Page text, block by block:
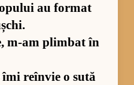
au for­mat
m-am plim­bat în
îmi re­în­vie o sută